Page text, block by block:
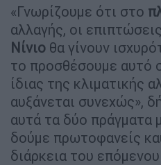
«Γνωρίζουμε ότι στο
αλλαγής, οι
Νίνιο θα γίνουν
το προσθέσουμε αυτό
ίδιας της κλιματικής
αυξάνεται συνεχώς»,
αυτά τα δύο πράγματα
δούμε πρωτοφανείς
διάρκεια του